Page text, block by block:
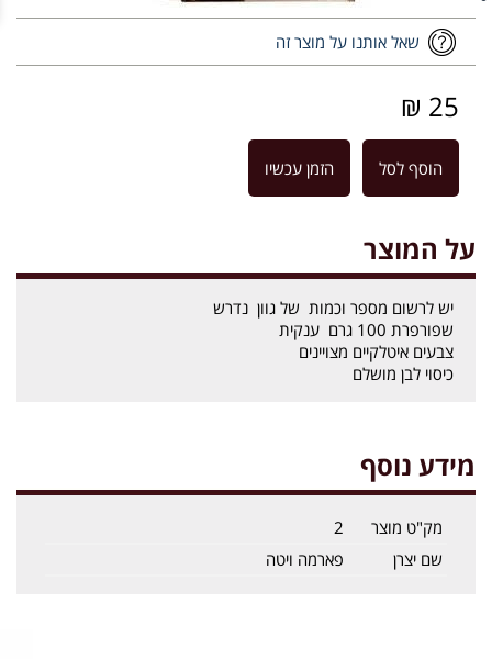
שאל אותנו על מוצר זה
25 ₪
הוסף לסל הזמן עכשיו
על המוצר
יש לרשום מספר וכמות של גוון נדרש
שפורפרת 100 גרם ענקית
צבעים איטלקיים מצויינים
כיסוי לבן מושלם
מידע נוסף
מק"ט מוצר
2
שם יצרן
פארמה ויטה